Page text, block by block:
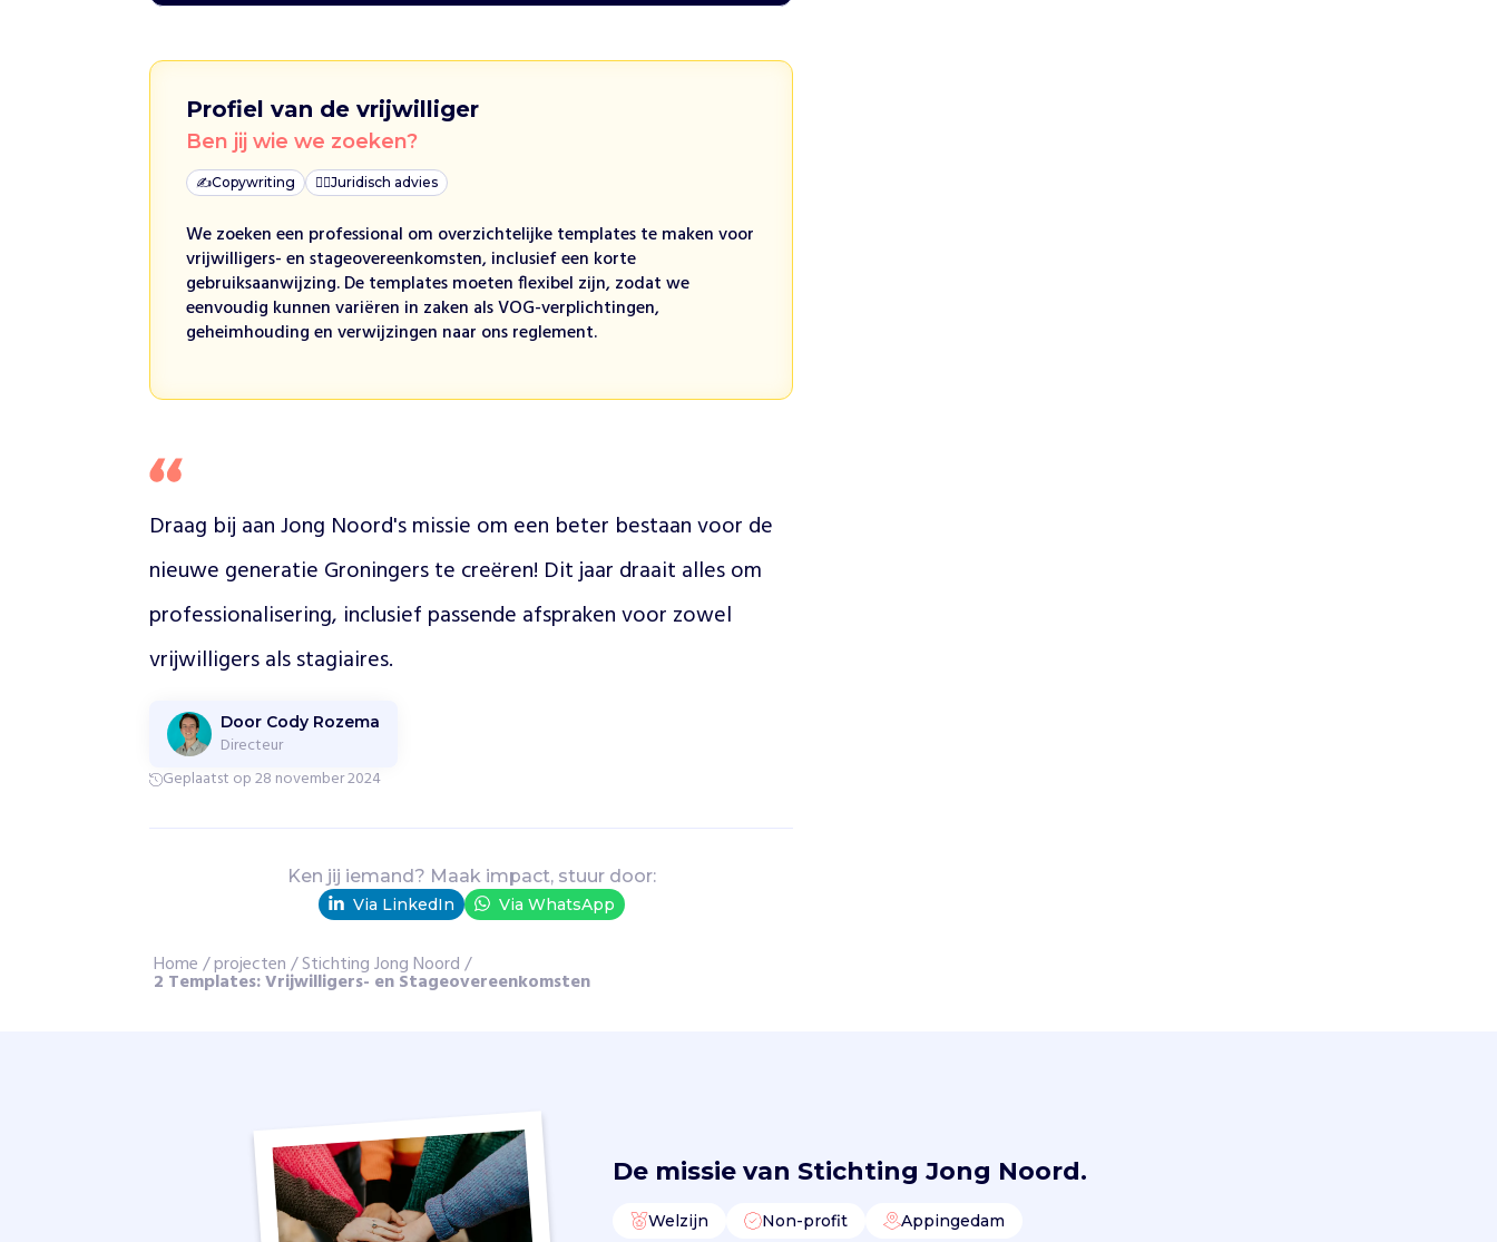
e
g
o
n
N
o
r
d
b
d
t
j
n
v
Profiel van de vrijwilliger
Ben jij wie we zoeken?
✍️Copywriting 👩‍⚖️Juridisch advies
We zoeken een professional om overzichtelijke templates te maken voor
vrijwilligers- en stageovereenkomsten, inclusief een korte
gebruiksaanwijzing. De templates moeten flexibel zijn, zodat we
eenvoudig kunnen variëren in zaken als VOG-verplichtingen,
geheimhouding en verwijzingen naar ons reglement.
Draag bij aan Jong Noord's missie om een beter bestaan voor de
nieuwe generatie Groningers te creëren! Dit jaar draait alles om
professionalisering, inclusief passende afspraken voor zowel
vrijwilligers als stagiaires.
Door Cody Rozema
Directeur
Geplaatst op 28 november 2024
Ken jij iemand? Maak impact, stuur door:
Via LinkedIn Via WhatsApp
Home /projecten /Stichting Jong Noord /
2 Templates: Vrijwilligers- en Stageovereenkomsten
De missie van Stichting Jong Noord.
Welzijn Non-profit Appingedam